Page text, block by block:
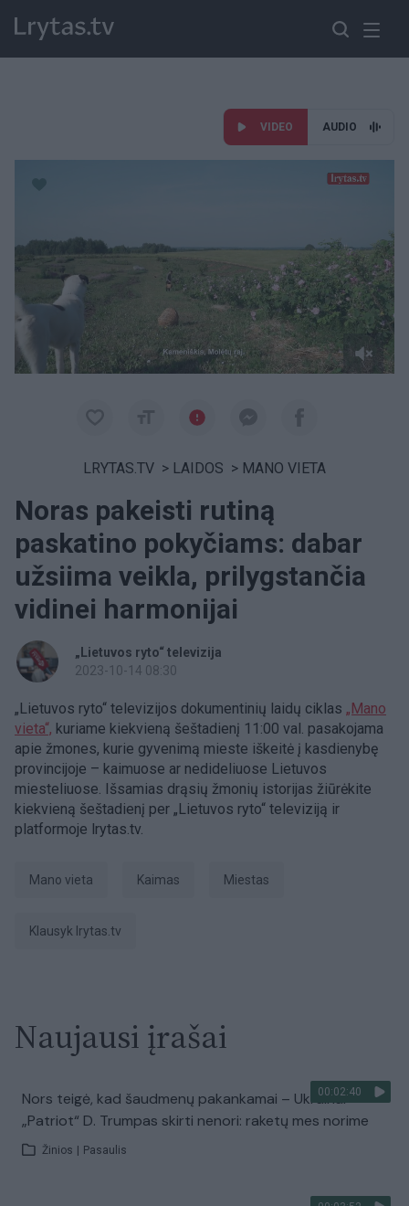
VIDEO AUDIO
LRYTAS.TV > LAIDOS > MANO VIETA
Noras pakeisti rutiną
paskatino pokyčiams: dabar
užsiima veikla, prilygstančia
vidinei harmonijai
„Lietuvos ryto“ televizija
2023-10-14 08:30
„Lietuvos ryto“ televizijos dokumentinių laidų ciklas „Mano
vieta“, kuriame kiekvieną šeštadienį 11:00 val. pasakojama
apie žmones, kurie gyvenimą mieste iškeitė į kasdienybę
provincijoje – kaimuose ar nedideliuose Lietuvos
miesteliuose. Išsamias drąsių žmonių istorijas žiūrėkite
kiekvieną šeštadienį per „Lietuvos ryto“ televiziją ir
platformoje lrytas.tv.
Mano vieta kaimas miestas
Klausyk lrytas.tv
Naujausi įrašai
00:02:40
Nors teigė, kad šaudmenų pakankamai – Ukrainai
„Patriot“ D. Trumpas skirti nenori: raketų mes norime
Žinios Pasaulis